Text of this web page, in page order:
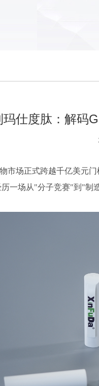
玛仕度肽：解码
市场正式跨越千亿美元
一场从"分子竞赛"到"